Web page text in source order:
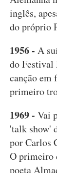
inglês,
do próprio
1956 - A
do Festival
canção em
primeiro
1969 - Vai
'talk show'
por Carlos
O primeiro
poeta